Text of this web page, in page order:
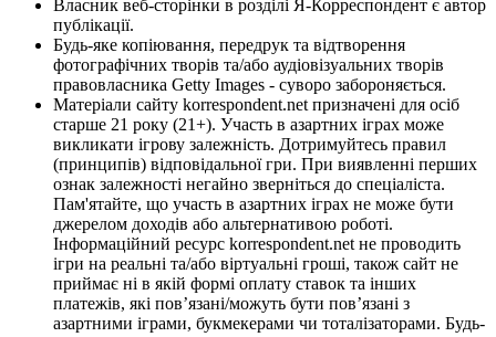
Власник веб-сторінки в розділі Я-Корреспондент є автор
публікації.
Будь-яке копіювання, передрук та відтворення
фотографічних творів та/або аудіовізуальних творів
правовласника Getty Images - суворо забороняється.
Матеріали сайту korrespondent.net призначені для осіб
старше 21 року (21+). Участь в азартних іграх може
викликати ігрову залежність. Дотримуйтесь правил
(принципів) відповідальної гри. При виявленні перших
ознак залежності негайно зверніться до спеціаліста.
Пам'ятайте, що участь в азартних іграх не може бути
джерелом доходів або альтернативою роботі.
Інформаційний ресурс korrespondent.net не проводить
ігри на реальні та/або віртуальні гроші, також сайт не
приймає ні в якій формі оплату ставок та інших
платежів, які пов’язані/можуть бути пов’язані з
азартними іграми, букмекерами чи тоталізаторами. Будь-